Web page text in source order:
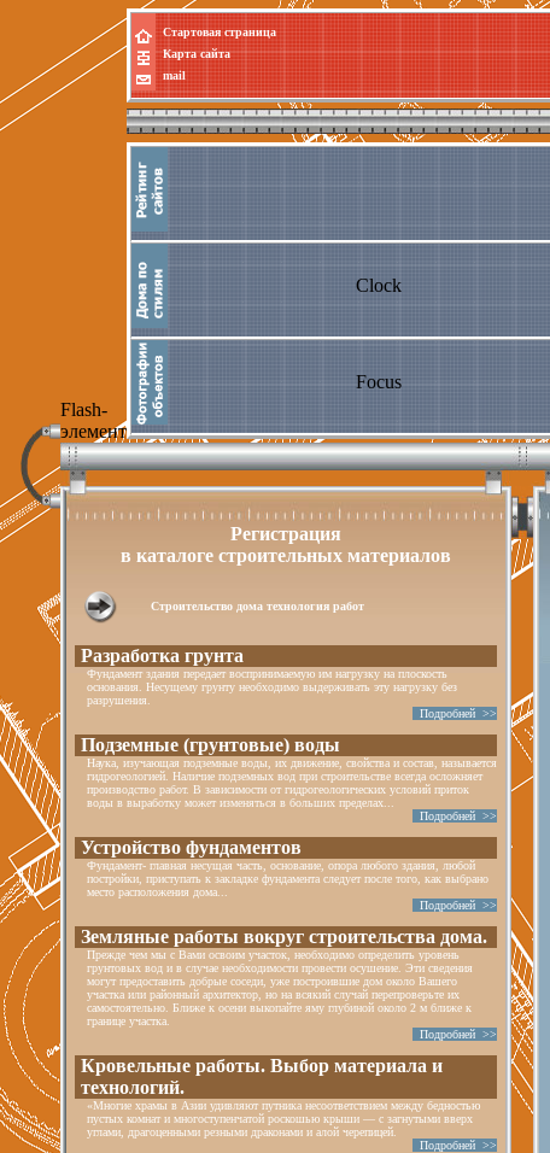
Flash-
элемент
Стартовая страница
Карта сайта
mail
Clock
Focus
Регистрация
в каталоге строительных материалов
Строительство дома технология работ
Разработка грунта
Фундамент здания передает воспринимаемую им нагрузку на плоскость
основания. Несущему грунту необходимо выдерживать эту нагрузку без
разрушения.
Подробней >>
Подземные (грунтовые) воды
Наука, изучающая подземные воды, их движение, свойства и состав, называется
гидрогеологией. Наличие подземных вод при строительстве всегда осложняет
производство работ. В зависимости от гидрогеологических условий приток
воды в выработку может изменяться в больших пределах...
Подробней >>
Устройство фундаментов
Фундамент- главная несущая часть, основание, опора любого здания, любой
постройки, приступать к закладке фундамента следует после того, как выбрано
место расположения дома...
Подробней >>
Земляные работы вокруг строительства дома.
Прежде чем мы с Вами освоим участок, необходимо определить уровень
грунтовых вод и в случае необходимости провести осушение. Эти сведения
могут предоставить добрые соседи, уже построившие дом около Вашего
участка или районный архитектор, но на всякий случай перепроверьте их
самостоятельно. Ближе к осени выкопайте яму глубиной около 2 м ближе к
границе участка.
Подробней >>
Кровельные работы. Выбор материала и
технологий.
«Многие храмы в Азии удивляют путника несоответствием между бедностью
пустых комнат и многоступенчатой роскошью крыши — с загнутыми вверх
углами, драгоценными резными драконами и алой черепицей.
Подробней >>